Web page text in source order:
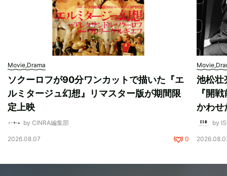
Movie,Drama
ソクーロフが90分ワンカットで描いた『エ
ルミタージュ幻想』リマスター版が期間限
定上映
by CINRA編集部
2026.08.07 0
池松壮
『開
かわせ
by